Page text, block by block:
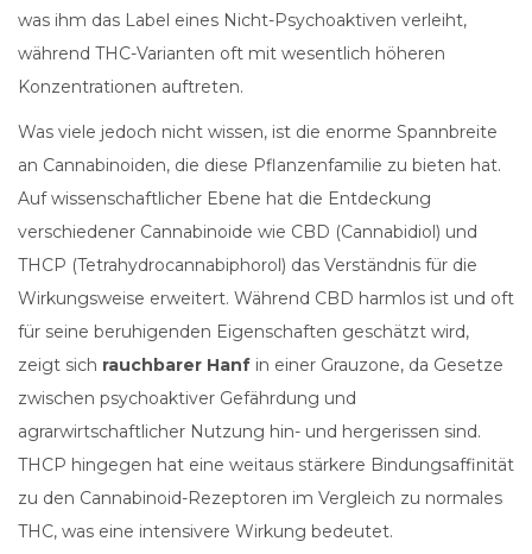
was ihm das Label eines Nicht-Psychoaktiven verleiht,
während THC-Varianten oft mit wesentlich höheren
Konzentrationen auftreten.
Was viele jedoch nicht wissen, ist die enorme Spannbreite
an Cannabinoiden, die diese Pflanzenfamilie zu bieten hat.
Auf wissenschaftlicher Ebene hat die Entdeckung
verschiedener Cannabinoide wie CBD (Cannabidiol) und
THCP (Tetrahydrocannabiphorol) das Verständnis für die
Wirkungsweise erweitert. Während CBD harmlos ist und oft
für seine beruhigenden Eigenschaften geschätzt wird,
zeigt sich rauchbarer Hanf in einer Grauzone, da Gesetze
zwischen psychoaktiver Gefährdung und
agrarwirtschaftlicher Nutzung hin- und hergerissen sind.
THCP hingegen hat eine weitaus stärkere Bindungsaffinität
zu den Cannabinoid-Rezeptoren im Vergleich zu normales
THC, was eine intensivere Wirkung bedeutet.